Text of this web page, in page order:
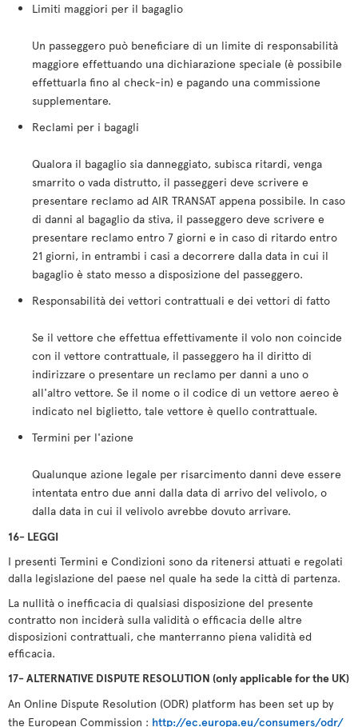
Limiti maggiori per il bagaglio
Un passeggero può beneficiare di un limite di responsabilità
maggiore effettuando una dichiarazione speciale (è possibile
effettuarla fino al check-in) e pagando una commissione
supplementare.
Reclami per i bagagli
Qualora il bagaglio sia danneggiato, subisca ritardi, venga
smarrito o vada distrutto, il passeggeri deve scrivere e
presentare reclamo ad AIR TRANSAT appena possibile. In caso
di danni al bagaglio da stiva, il passeggero deve scrivere e
presentare reclamo entro 7 giorni e in caso di ritardo entro
21 giorni, in entrambi i casi a decorrere dalla data in cui il
bagaglio è stato messo a disposizione del passeggero.
Responsabilità dei vettori contrattuali e dei vettori di fatto
Se il vettore che effettua effettivamente il volo non coincide
con il vettore contrattuale, il passeggero ha il diritto di
indirizzare o presentare un reclamo per danni a uno o
all'altro vettore. Se il nome o il codice di un vettore aereo è
indicato nel biglietto, tale vettore è quello contrattuale.
Termini per l'azione
Qualunque azione legale per risarcimento danni deve essere
intentata entro due anni dalla data di arrivo del velivolo, o
dalla data in cui il velivolo avrebbe dovuto arrivare.
16- LEGGI
I presenti Termini e Condizioni sono da ritenersi attuati e regolati
dalla legislazione del paese nel quale ha sede la città di partenza.
La nullità o inefficacia di qualsiasi disposizione del presente
contratto non inciderà sulla validità o efficacia delle altre
disposizioni contrattuali, che manterranno piena validità ed
efficacia.
17- ALTERNATIVE DISPUTE RESOLUTION (only applicable for the UK)
An Online Dispute Resolution (ODR) platform has been set up by
the European Commission : http://ec.europa.eu/consumers/odr/